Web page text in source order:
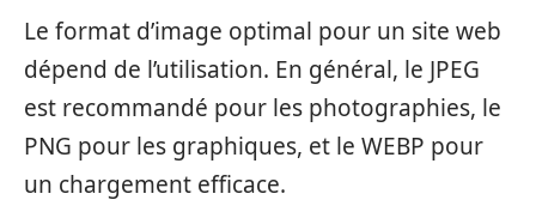
Le format d’image optimal pour un site web
dépend de l’utilisation. En général, le JPEG
est recommandé pour les photographies, le
PNG pour les graphiques, et le WEBP pour
un chargement efficace.